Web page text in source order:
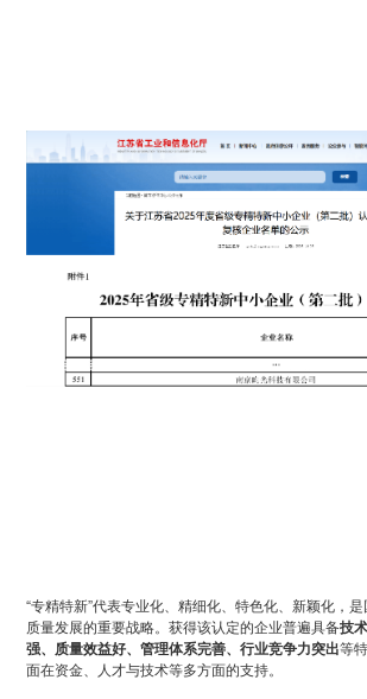
“专精特新”代表专业化、精细化、特色化、新颖化，
质量发展的重要战略。获得该认定的企业普遍具备技
强、质量效益好、管理体系完善、行业竞争力突出等
面在资金、人才与技术等多方面的支持。